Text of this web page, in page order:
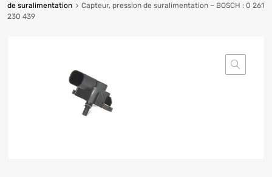
de suralimentation
Capteur, pression de suralimentation – BOSCH : 0 261
230 439